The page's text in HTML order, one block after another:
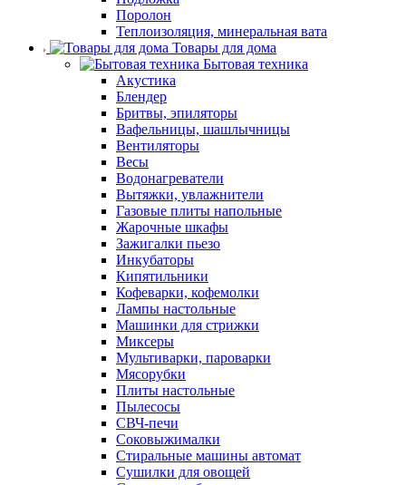
Поролон
Теплоизоляция, минеральная вата
Товары для дома
Бытовая техника
Акустика
Блендер
Бритвы, эпиляторы
Вафельницы, шашлычницы
Вентиляторы
Весы
Водонагреватели
Вытяжки, увлажнители
Газовые плиты напольные
Жарочные шкафы
Зажигалки пьезо
Инкубаторы
Кипятильники
Кофеварки, кофемолки
Лампы настольные
Машинки для стрижки
Миксеры
Мультиварки, пароварки
Мясорубки
Плиты настольные
Пылесосы
СВЧ-печи
Соковыжималки
Стиральные машины автомат
Сушилки для овощей